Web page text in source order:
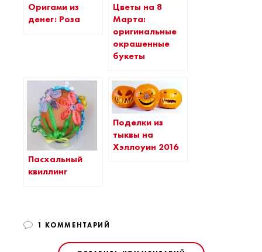
Оригами из
денег: Роза
Цветы на 8
Марта:
оригинальные
окрашенные
букеты
Пасхальный
квиллинг
Поделки из
тыквы на
Хэллоуин 2016
1 КОММЕНТАРИЙ